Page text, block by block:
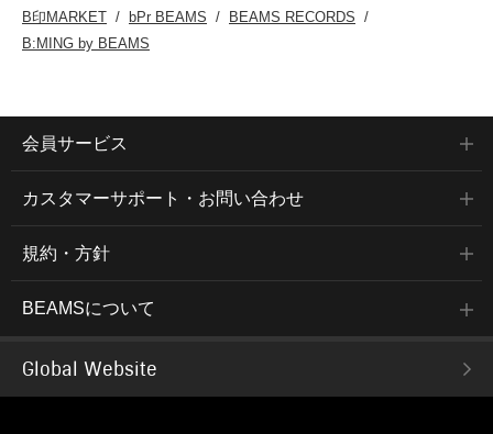
B印MARKET
bPr BEAMS
BEAMS RECORDS
B:MING by BEAMS
会員サービス
カスタマーサポート・お問い合わせ
規約・方針
BEAMSについて
Global Website